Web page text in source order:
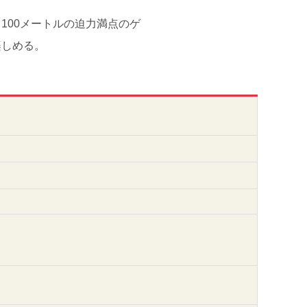
メートルの迫力満点のゲ
める。